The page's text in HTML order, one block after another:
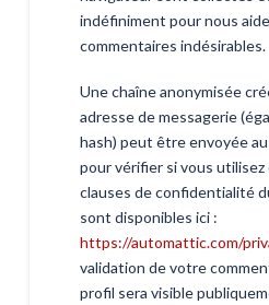
indéfiniment pour nous
commentaires indésirables.
Une chaîne anonymisée
adresse de messagerie
hash) peut être envoyée
pour vérifier si vous utilisez
clauses de confidentialité
sont disponibles ici :
https://automattic.com/
validation de votre
profil sera visible